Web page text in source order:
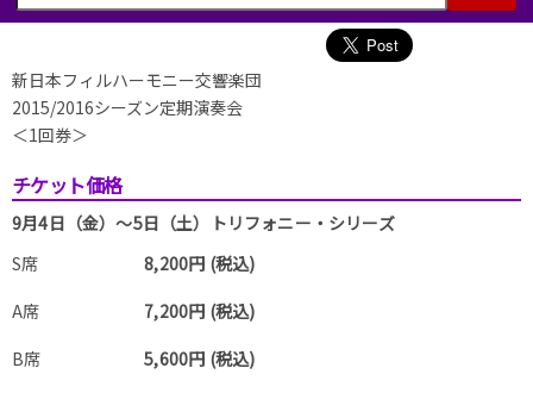
新日本フィルハーモニー交響楽団
2015/2016シーズン定期演奏会
＜1回券＞
チケット価格
9月4日（金）～5日（土）トリフォニー・シリーズ
S席
8,200円 (税込)
A席
7,200円 (税込)
B席
5,600円 (税込)